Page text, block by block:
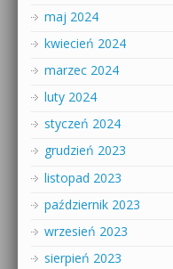
maj 2024
kwiecień 2024
marzec 2024
luty 2024
styczeń 2024
grudzień 2023
listopad 2023
październik 2023
wrzesień 2023
sierpień 2023